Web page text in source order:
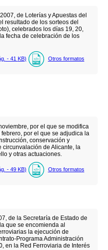
de Loterías y Apuestas del
resultado de los sorteos del
celebrados los días 19, 20,
fecha de celebración de los
- 41 KB) Otros formatos
por el que se modifica
por el que se adjudica la
conservación y
de Alicante, la
y otras actuaciones.
- 49 KB) Otros formatos
de la Secretaría de Estado de
que se encomienda al
la ejecución de
Programa Administración
en la Red Ferroviaria de Interés